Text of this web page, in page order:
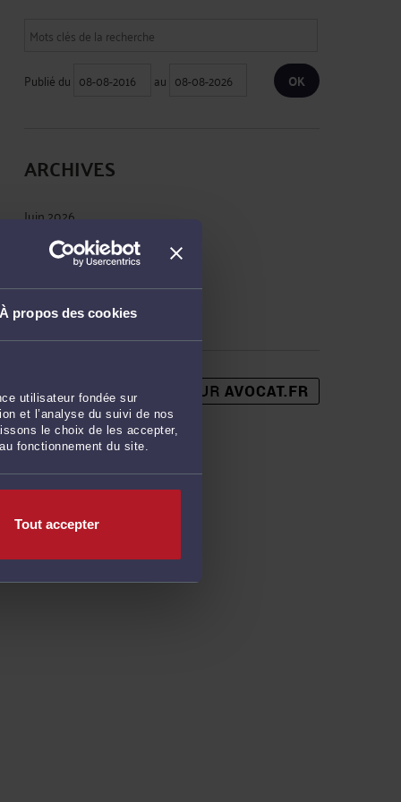
À propos des cookies
utilisateur fondée sur
et l’analyse du suivi de nos
le choix de les accepter,
fonctionnement du site.
Tout accepter
Publié du au
ARCHIVES
Juin 2026
Mai 2026
Janvier 2026